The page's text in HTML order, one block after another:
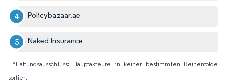
Policybazaar.ae
Naked Insurance
*Haftungsausschluss: Hauptakteure in keiner bestimmten Reihenfolge
sortiert